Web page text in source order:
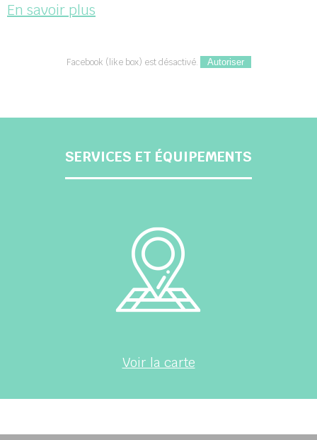
En savoir plus
Facebook (like box) est désactivé. Autoriser
SERVICES ET ÉQUIPEMENTS
Voir la carte